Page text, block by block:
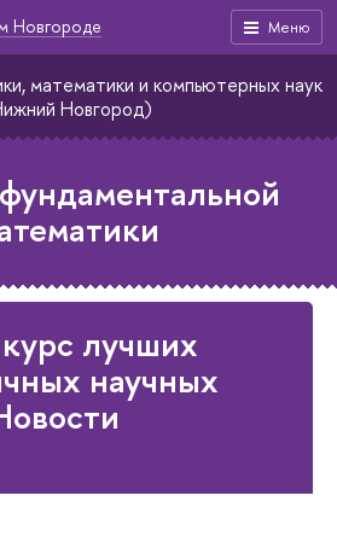
Меню
Новгороде
математики и компьютерных наук
Новгород)
лучших
научных